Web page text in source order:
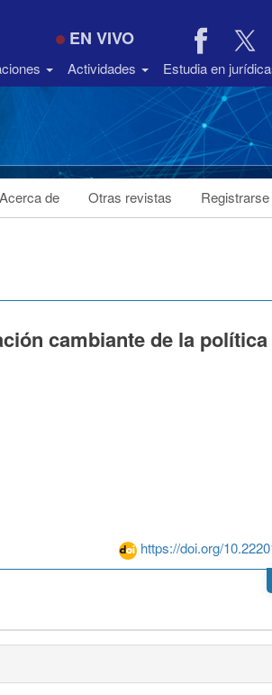
EN VIVO
Actividades Estudia en
Acerca de Otras revistas Registrarse
https://doi.org/
cambiante de la